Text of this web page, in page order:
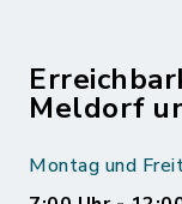
Meldorf
Montag und